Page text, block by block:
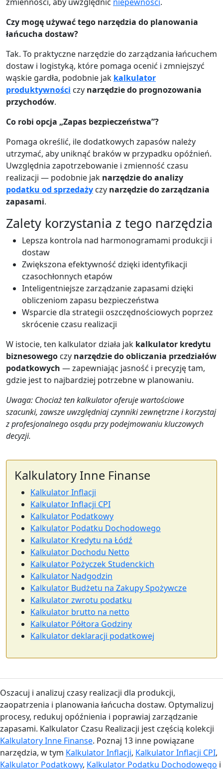
Czy mogę używać tego narzędzia do planowania
łańcucha dostaw?
Tak. To praktyczne narzędzie do zarządzania łańcuchem
dostaw i logistyką, które pomaga ocenić i zmniejszyć
wąskie gardła, podobnie jak kalkulator
produktywności czy narzędzie do prognozowania
przychodów.
Co robi opcja „Zapas bezpieczeństwa”?
Pomaga określić, ile dodatkowych zapasów należy
utrzymać, aby uniknąć braków w przypadku opóźnień.
Uwzględnia zapotrzebowanie i zmienność czasu
realizacji — podobnie jak narzędzie do analizy
podatku od sprzedaży czy narzędzie do zarządzania
zapasami.
Zalety korzystania z tego narzędzia
Lepsza kontrola nad harmonogramami produkcji i
dostaw
Zwiększona efektywność dzięki identyfikacji
czasochłonnych etapów
Inteligentniejsze zarządzanie zapasami dzięki
obliczeniom zapasu bezpieczeństwa
Wsparcie dla strategii oszczędnościowych poprzez
skrócenie czasu realizacji
W istocie, ten kalkulator działa jak kalkulator kredytu
biznesowego czy narzędzie do obliczania przedziałów
podatkowych — zapewniając jasność i precyzję tam,
gdzie jest to najbardziej potrzebne w planowaniu.
Uwaga: Chociaż ten kalkulator oferuje wartościowe
szacunki, zawsze uwzględniaj czynniki zewnętrzne i korzystaj
z profesjonalnego osądu przy podejmowaniu kluczowych
decyzji.
Kalkulatory Inne Finanse
Kalkulator Inflacji
Kalkulator Inflacji CPI
Kalkulator Podatkowy
Kalkulator Podatku Dochodowego
Kalkulator Kredytu na Łódź
Kalkulator Dochodu Netto
Kalkulator Pożyczek Studenckich
Kalkulator Nadgodzin
Kalkulator Budżetu na Zakupy Spożywcze
Kalkulator zwrotu podatku
Kalkulator brutto na netto
Kalkulator Półtora Godziny
Kalkulator deklaracji podatkowej
Oszacuj i analizuj czasy realizacji dla produkcji,
zaopatrzenia i planowania łańcucha dostaw. Optymalizuj
procesy, redukuj opóźnienia i poprawiaj zarządzanie
zapasami. Kalkulator Czasu Realizacji jest częścią kolekcji
Kalkulatory Inne Finanse. Poznaj 13 inne powiązane
narzędzia, w tym Kalkulator Inflacji, Kalkulator Inflacji CPI,
Kalkulator Podatkowy, Kalkulator Podatku Dochodowego i